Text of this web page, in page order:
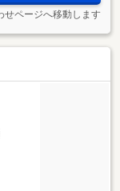
せページへ移動します